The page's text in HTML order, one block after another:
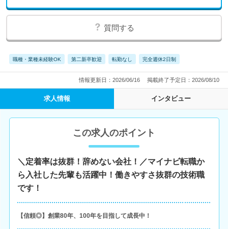
質問する
職種・業種未経験OK 第二新卒歓迎 転勤なし 完全週休2日制
情報更新日：2026/06/16 掲載終了予定日：2026/08/10
求人情報 インタビュー
この求人のポイント
＼定着率は抜群！辞めない会社！／マイナビ転職か
ら入社した先輩も活躍中！働きやすさ抜群の技術職
です！
【信頼◎】創業80年、100年を目指して成長中！